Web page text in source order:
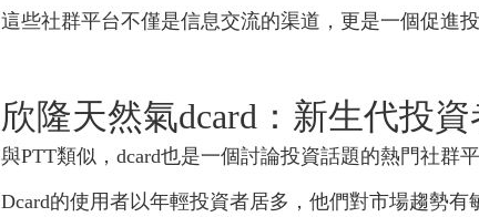
這些社群平台不僅是信息交流的渠道，更是一個促進
欣隆天然氣dcard：新生代投
與PTT類似，dcard也是一個討論投資話題的熱門社群平
Dcard的使用者以年輕投資者居多，他們對市場趨勢